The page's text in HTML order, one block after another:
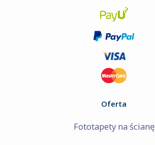
Oferta
Fototapety na ścianę